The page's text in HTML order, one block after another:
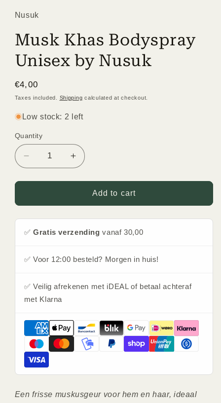
in
modal
Nusuk
Musk Khas Bodyspray
Unisex by Nusuk
Regular
price
€4,00
Taxes included. Shipping calculated at checkout.
Low stock: 2 left
Quantity
Quantity
Decrease
quantity
for
Khas
by
Increase
quantity
for
Musk
Khas
by
Add to cart
✅Gratis verzending vanaf 30,00
✅ Voor 12:00 besteld? Morgen in huis!
✅ Veilig afrekenen met iDEAL of betaal achteraf
met Klarna
Een frisse muskusgeur voor hem en haar, ideaal